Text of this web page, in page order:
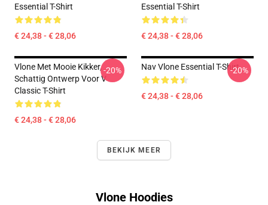
Essential T-Shirt
€ 24,38 - € 28,06
Essential T-Shirt
€ 24,38 - € 28,06
Vlone Met Mooie Kikker,
Schattig Ontwerp Voor V
Classic T-Shirt
€ 24,38 - € 28,06
-20% Nav Vlone Essential T-Shirt
€ 24,38 - € 28,06
-20%
BEKIJK MEER
Vlone Hoodies